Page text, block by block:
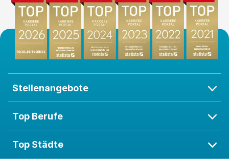
Stellenangebote
Top Berufe
Top Städte